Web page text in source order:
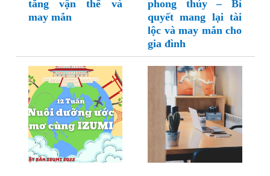
tăng vận thế và
may mắn
phong thủy – Bí
quyết mang lại tài
lộc và may mắn cho
gia đình